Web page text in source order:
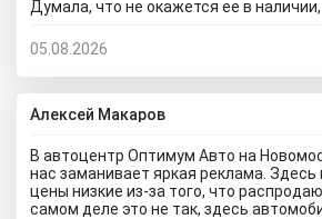
Думала, что не окажется ее в наличии,
отделах работают на ура. Все мне
кстати, я приехала в утренние часы и
скидку дополнительную) Очень
автоцентра Тула)
05.08.2026
Алексей Макаров
В автоцентр Оптимум Авто на
нас заманивает яркая реклама. Здесь
цены низкие из-за того, что
самом деле это не так, здесь